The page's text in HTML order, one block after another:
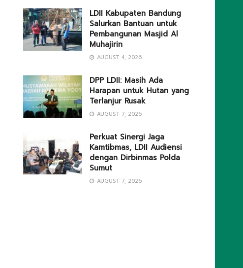
LDII Kabupaten Bandung
Salurkan Bantuan untuk
Pembangunan Masjid Al
Muhajirin
AUGUST 4, 2026
DPP LDII: Masih Ada
Harapan untuk Hutan yang
Terlanjur Rusak
AUGUST 7, 2026
Perkuat Sinergi Jaga
Kamtibmas, LDII Audiensi
dengan Dirbinmas Polda
Sumut
AUGUST 7, 2026